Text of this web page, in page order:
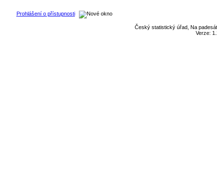
Prohlášení o přístupnosti
Český statistický úřad, Na
Verze: